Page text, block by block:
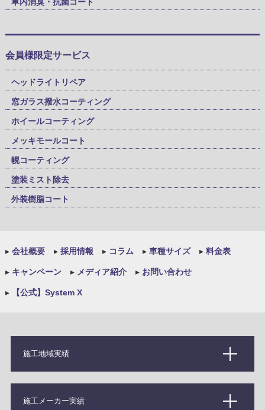
会員様限定サービス
ヘッドライトリペア
窓ガラス撥水コーティング
ホイールコーティング
メッキモールコート
幌コーティング
塗装ミスト除去
外装樹脂コート
▸会社概要 ▸採用情報 ▸コラム ▸車種サイズ ▸料金表
▸キャンペーン ▸メディア紹介 ▸お問い合わせ
▸【公式】System X
施工地域実績
施工メーカー実績